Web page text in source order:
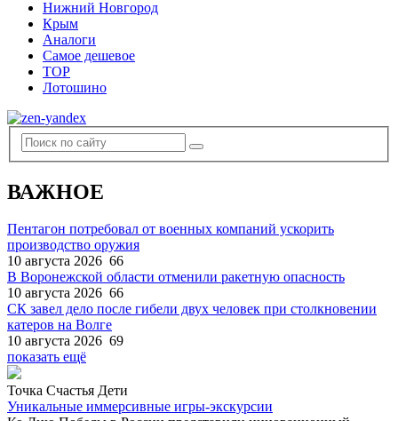
Нижний Новгород
Крым
Аналоги
Самое дешевое
TOP
Лотошино
ВАЖНОЕ
Пентагон потребовал от военных компаний ускорить
производство оружия
10 августа 2026 66
В Воронежской области отменили ракетную опасность
10 августа 2026 66
СК завел дело после гибели двух человек при столкновении
катеров на Волге
10 августа 2026 69
показать ещё
Точка Счастья Дети
Уникальные иммерсивные игры-экскурсии